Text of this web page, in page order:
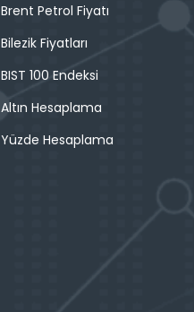
Brent Petrol Fiyatı
Bilezik Fiyatları
BIST 100 Endeksi
Altın Hesaplama
Yüzde Hesaplama